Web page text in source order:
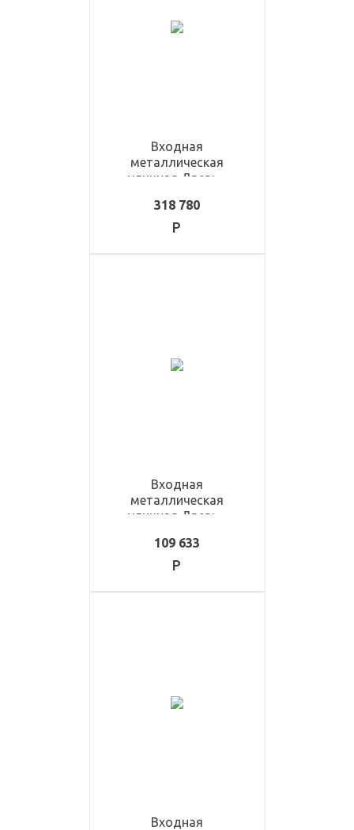
Входная
металлическая
уличная Дверь -
318 780
Входная
металлическая
уличная Дверь -
109 633
Входная